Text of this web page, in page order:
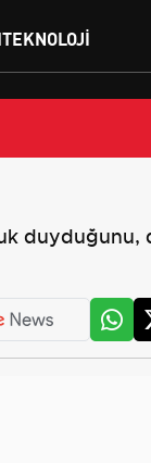
TEKNOLOJI
duyduğunu,